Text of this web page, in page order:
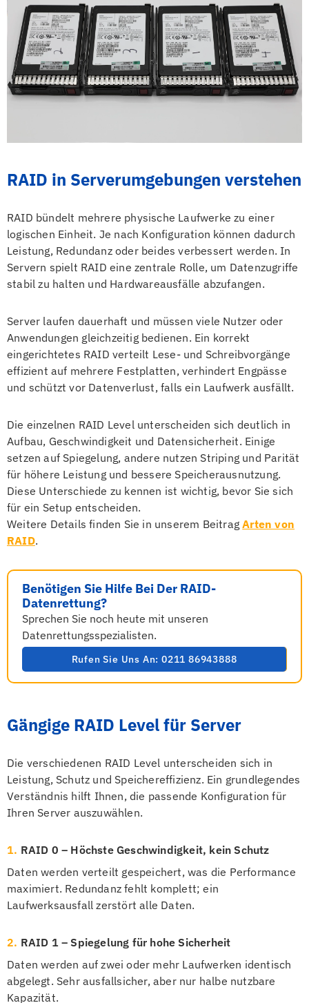
RAID in Serverumgebungen verstehen
RAID bündelt mehrere physische Laufwerke zu einer
logischen Einheit. Je nach Konfiguration können dadurch
Leistung, Redundanz oder beides verbessert werden. In
Servern spielt RAID eine zentrale Rolle, um Datenzugriffe
stabil zu halten und Hardwareausfälle abzufangen.
Server laufen dauerhaft und müssen viele Nutzer oder
Anwendungen gleichzeitig bedienen. Ein korrekt
eingerichtetes RAID verteilt Lese- und Schreibvorgänge
effizient auf mehrere Festplatten, verhindert Engpässe
und schützt vor Datenverlust, falls ein Laufwerk ausfällt.
Die einzelnen RAID Level unterscheiden sich deutlich in
Aufbau, Geschwindigkeit und Datensicherheit. Einige
setzen auf Spiegelung, andere nutzen Striping und Parität
für höhere Leistung und bessere Speicherausnutzung.
Diese Unterschiede zu kennen ist wichtig, bevor Sie sich
für ein Setup entscheiden.
Weitere Details finden Sie in unserem BeitragArten von
RAID.
Benötigen Sie Hilfe Bei Der RAID-
Datenrettung?
Sprechen Sie noch heute mit unseren
Datenrettungsspezialisten.
Rufen Sie Uns An: 0211 86943888
Gängige RAID Level für Server
Die verschiedenen RAID Level unterscheiden sich in
Leistung, Schutz und Speichereffizienz. Ein grundlegendes
Verständnis hilft Ihnen, die passende Konfiguration für
Ihren Server auszuwählen.
1. RAID 0 – Höchste Geschwindigkeit, kein Schutz
Daten werden verteilt gespeichert, was die Performance
maximiert. Redundanz fehlt komplett; ein
Laufwerksausfall zerstört alle Daten.
2. RAID 1 – Spiegelung für hohe Sicherheit
Daten werden auf zwei oder mehr Laufwerken identisch
abgelegt. Sehr ausfallsicher, aber nur halbe nutzbare
Kapazität.